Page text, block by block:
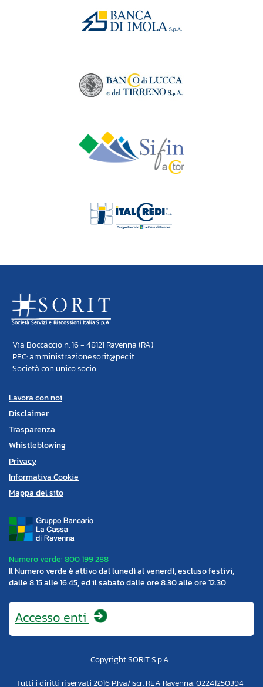
Via Boccaccio n. 16 - 48121 Ravenna (RA)
PEC: amministrazione.sorit@pec.it
Società con unico socio
Lavora con noi
Disclaimer
Trasparenza
Whistleblowing
Privacy
Informativa Cookie
Mappa del sito
Numero verde: 800 199 288
Il Numero verde è attivo dal lunedì al venerdì, escluso festivi,
dalle 8.15 alle 16.45, ed il sabato dalle ore 8.30 alle ore 12.30
Accesso enti
Copyright SORIT S.p.A.
Tutti i diritti riservati 2016 P.Iva/Iscr. REA Ravenna: 02241250394